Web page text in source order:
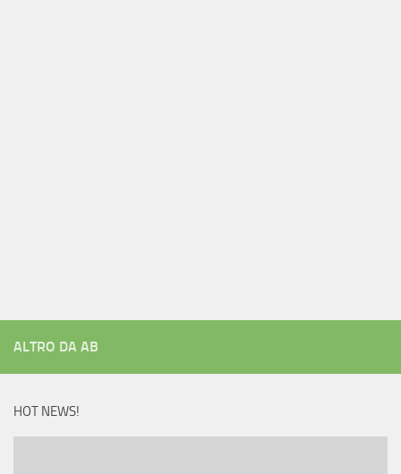
ALTRO DA AB
HOT NEWS!